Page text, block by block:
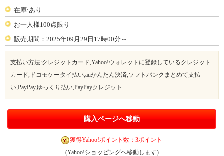
在庫:あり
お一人様100点限り
販売期間：2025年09月29日17時00分～
支払い方法:クレジットカード,Yahoo!ウォレットに登録しているクレジット
カード,ドコモケータイ払い,auかんたん決済,ソフトバンクまとめて支払
い,PayPay,ゆっくり払い,PayPayクレジット
購入ページへ移動
獲得Yahoo!ポイント数：3ポイント
(Yahoo!ショッピングへ移動します)